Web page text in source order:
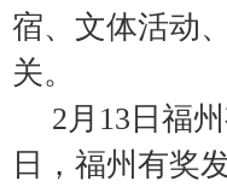
宿、文体活动
关。
2月13日福
日，福州有奖